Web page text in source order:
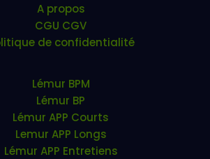
A propos
CGU CGV
de confidentialité
Lémur BPM
Lémur BP
Lémur APP Courts
Lemur APP Longs
Lémur APP Entretiens